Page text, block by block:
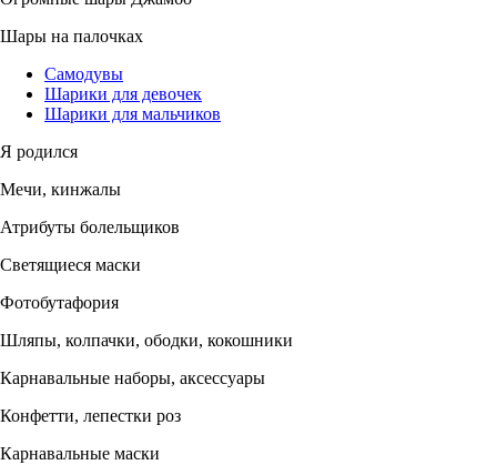
Шары на палочках
Самодувы
Шарики для девочек
Шарики для мальчиков
Я родился
Мечи, кинжалы
Атрибуты болельщиков
Светящиеся маски
Фотобутафория
Шляпы, колпачки, ободки, кокошники
Карнавальные наборы, аксессуары
Конфетти, лепестки роз
Карнавальные маски